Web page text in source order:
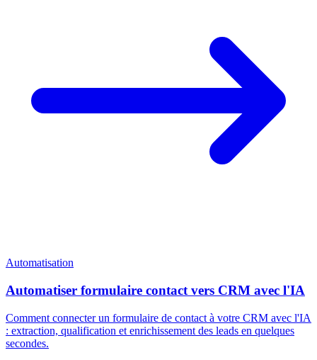
Automatisation
Automatiser formulaire contact vers CRM avec l'IA
Comment connecter un formulaire de contact à votre CRM avec l'IA
: extraction, qualification et enrichissement des leads en quelques
secondes.